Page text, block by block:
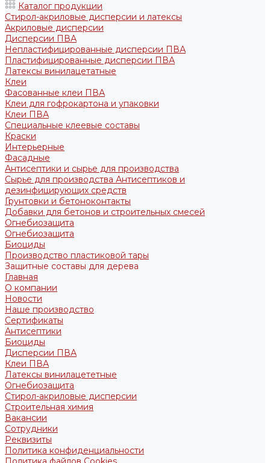
Каталог продукции
Стирол-акриловые дисперсии и латексы
Акриловые дисперсии
Дисперсии ПВА
Непластифицированные дисперсии ПВА
Пластифицированные дисперсии ПВА
Латексы винилацетатные
Клеи
Фасованные клеи ПВА
Клеи для гофрокартона и упаковки
Клеи ПВА
Специальные клеевые составы
Краски
Интерьерные
Фасадные
Антисептики и сырье для производства
Сырье для производства Антисептиков и
дезинфицирующих средств
Грунтовки и бетоноконтакты
Добавки для бетонов и строительных смесей
Огнебиозащита
Огнебиозащита
Биоциды
Производство пластиковой тары
Защитные составы для дерева
Главная
О компании
Новости
Наше производство
Сертификаты
Антисептики
Биоциды
Дисперсии ПВА
Клеи ПВА
Латексы винилацететные
Огнебиозащита
Стирол-акриловые дисперсии
Строительная химия
Вакансии
Сотрудники
Реквизиты
Политика конфиденциальности